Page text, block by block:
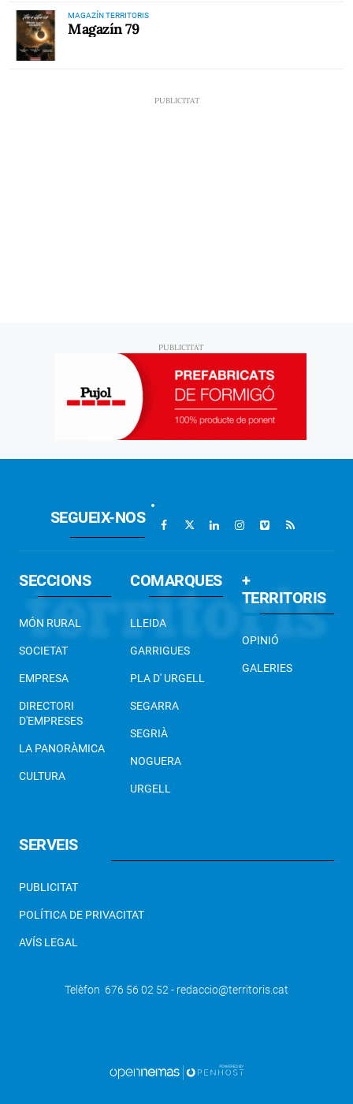
MAGAZÍN TERRITORIS
Magazín 79
SEGUEIX-NOS
SECCIONS
MÓN RURAL
SOCIETAT
EMPRESA
DIRECTORI
D'EMPRESES
LA PANORÀMICA
CULTURA
COMARQUES
LLEIDA
GARRIGUES
PLA D' URGELL
SEGARRA
SEGRIÀ
NOGUERA
URGELL
+
TERRITORIS
OPINIÓ
GALERIES
SERVEIS
PUBLICITAT
POLÍTICA DE PRIVACITAT
AVÍS LEGAL
Telèfon 676 56 02 52 - redaccio@territoris.cat